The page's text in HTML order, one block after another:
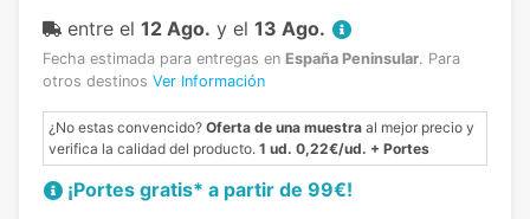
entre el 12 Ago. y el 13 Ago.
Fecha estimada para entregas en España Peninsular. Para
otros destinos Ver Información
¿No estas convencido? Oferta de una muestra al mejor precio y
verifica la calidad del producto. 1 ud. 0,22€/ud. + Portes
¡Portes gratis* a partir de 99€!